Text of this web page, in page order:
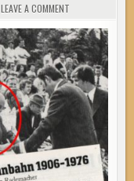
LEAVE A COMMENT
RADEMACHER
UND
„STRICH
DURCH
DIE
RECHNUNG“